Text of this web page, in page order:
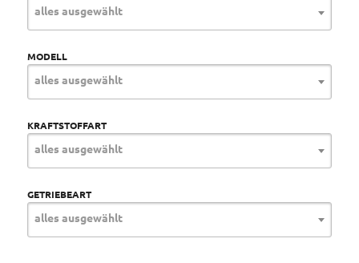
alles ausgewählt
MODELL
alles ausgewählt
KRAFTSTOFFART
alles ausgewählt
GETRIEBEART
alles ausgewählt